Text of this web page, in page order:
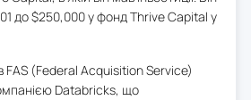
до $250,000 у фонд Thrive Capital у
FAS (Federal Acquisition Service)
Databricks, що